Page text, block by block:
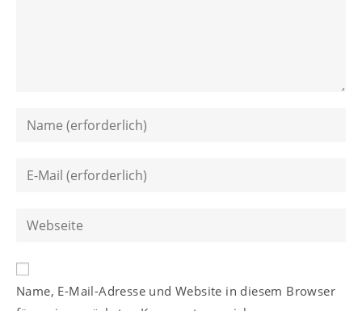
Gib
oder
zum
Gib
Mail-
zum
Kommentieren
Gib
URL
ein
Name, E-Mail-Adresse und Website in diesem Browser